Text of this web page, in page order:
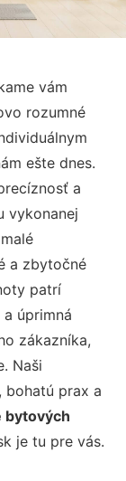
vám
rozumné
ešte dnes.
a
vykonanej
a zbytočné
patrí
úprimná
zákazníka,
Naši
bohatú prax a
bytových
je tu pre vás.